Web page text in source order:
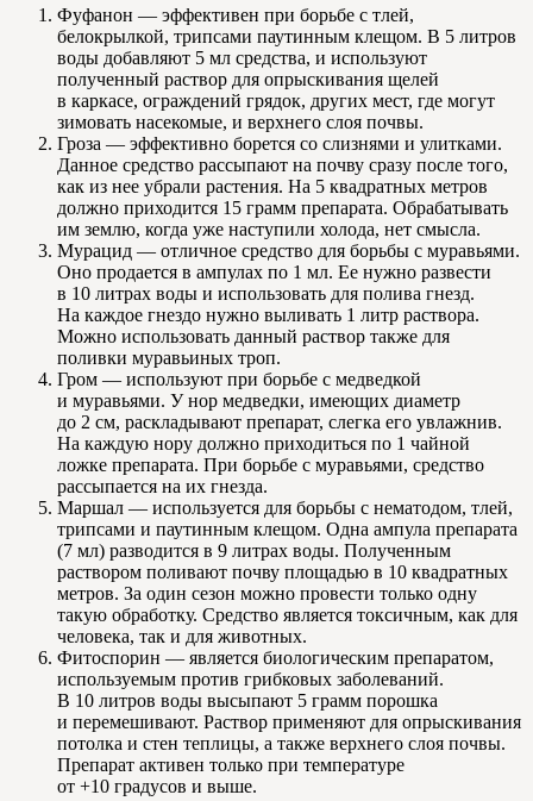
Фуфанон — эффективен при борьбе с тлей,
белокрылкой, трипсами паутинным клещом. В 5 литров
воды добавляют 5 мл средства, и используют
полученный раствор для опрыскивания щелей
в каркасе, ограждений грядок, других мест, где могут
зимовать насекомые, и верхнего слоя почвы.
Гроза — эффективно борется со слизнями и улитками.
Данное средство рассыпают на почву сразу после того,
как из нее убрали растения. На 5 квадратных метров
должно приходится 15 грамм препарата. Обрабатывать
им землю, когда уже наступили холода, нет смысла.
Мурацид — отличное средство для борьбы с муравьями.
Оно продается в ампулах по 1 мл. Ее нужно развести
в 10 литрах воды и использовать для полива гнезд.
На каждое гнездо нужно выливать 1 литр раствора.
Можно использовать данный раствор также для
поливки муравьиных троп.
Гром — используют при борьбе с медведкой
и муравьями. У нор медведки, имеющих диаметр
до 2 см, раскладывают препарат, слегка его увлажнив.
На каждую нору должно приходиться по 1 чайной
ложке препарата. При борьбе с муравьями, средство
рассыпается на их гнезда.
Маршал — используется для борьбы с нематодом, тлей,
трипсами и паутинным клещом. Одна ампула препарата
(7 мл) разводится в 9 литрах воды. Полученным
раствором поливают почву площадью в 10 квадратных
метров. За один сезон можно провести только одну
такую обработку. Средство является токсичным, как для
человека, так и для животных.
Фитоспорин — является биологическим препаратом,
используемым против грибковых заболеваний.
В 10 литров воды высыпают 5 грамм порошка
и перемешивают. Раствор применяют для опрыскивания
потолка и стен теплицы, а также верхнего слоя почвы.
Препарат активен только при температуре
от +10 градусов и выше.